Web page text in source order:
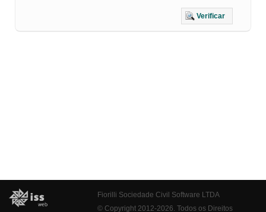
Verificar
Fiorilli Sociedade Civil Software LTDA
© Copyright 2012-2026. Todos os Direitos